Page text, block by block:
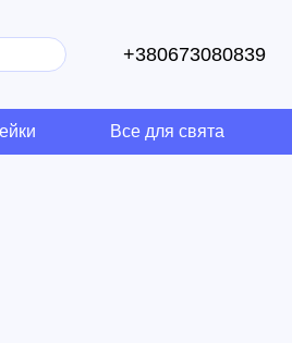
+380673080839
Все для свята